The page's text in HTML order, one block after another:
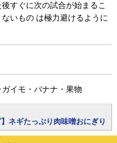
すぐに次の試合が始まるこ
いもの は極力避けるように
イモ・バナナ・果物
ネギたっぷり肉味噌おにぎり